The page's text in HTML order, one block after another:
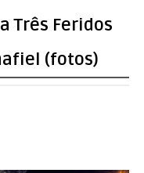
Três Feridos
(fotos)